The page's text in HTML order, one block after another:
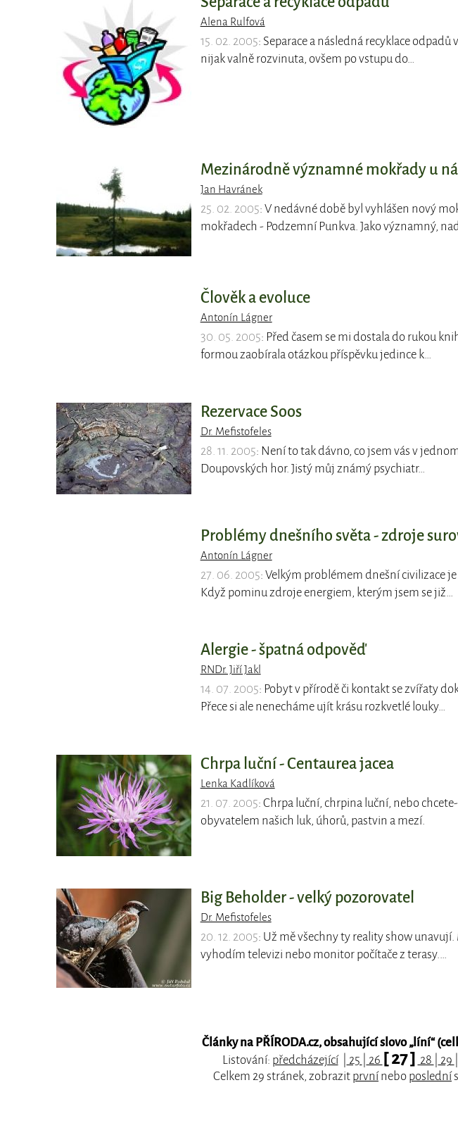
Alena Rulfová
15. 02. 2005: Separace a následná recyklace
nijak valně rozvinuta, ovšem po vstupu do…
Mezinárodně významné mokřady u
Jan Havránek
25. 02. 2005: V nedávné době byl vyhlášen nový
mokřadech - Podzemní Punkva. Jako významný,
Člověk a evoluce
Antonín Lágner
30. 05. 2005: Před časem se mi dostala do rukou
formou zaobírala otázkou příspěvku jedince k…
Rezervace Soos
Dr. Mefistofeles
28. 11. 2005: Není to tak dávno, co jsem vás v
Doupovských hor. Jistý můj známý psychiatr…
Problémy dnešního světa - zdroje
Antonín Lágner
27. 06. 2005: Velkým problémem dnešní civilizace
Když pominu zdroje energiem, kterým jsem se již…
Alergie - špatná odpověď
RNDr. Jiří Jakl
14. 07. 2005: Pobyt v přírodě či kontakt se zvířaty
Přece si ale nenecháme ujít krásu rozkvetlé louky…
Chrpa luční - Centaurea jacea
Lenka Kadlíková
21. 07. 2005: Chrpa luční, chrpina luční, nebo
obyvatelem našich luk, úhorů, pastvin a mezí.
Big Beholder - velký pozorovatel
Dr. Mefistofeles
20. 12. 2005: Už mě všechny ty reality show
vyhodím televizi nebo monitor počítače z terasy.…
Články na PŘÍRODA.cz, obsahující slovo „líní“
Listování: předcházející| 25 26 [ 27 ] 28 29
Celkem 29 stránek, zobrazit prvnínebo poslední